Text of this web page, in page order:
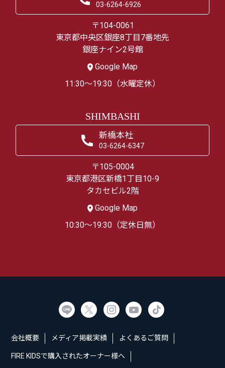
03-6264-6926
〒104-0061
東京都中央区銀座8丁目7番地先
銀座ナイン2号館
Google Map
11:30～19:30（水曜定休）
SHIMBASHI
新橋本社
03-6264-6347
〒105-0004
東京都港区新橋1丁目10-9
タカセビル2階
Google Map
10:30～19:30（定休日無）
会社概要 メディア掲載実績 よくあるご質問
FIRE KIDSで購入されたオーナー様へ